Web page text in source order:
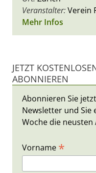
Veranstalter:Verein
Mehr Infos
JETZT
ABONNIEREN
Abonnieren Sie
Newsletter und Sie
Woche die neusten
Vorname *